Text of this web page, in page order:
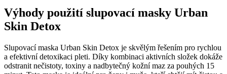
Výhody použití slupovací masky Urban
Skin Detox
Slupovací ⁤maska Urban Skin Detox je skvělým ⁤řešením pro‍ rychlou
‌a efektivní detoxikaci​ pleti. Díky kombinaci aktivních složek dokáže
odstranit⁣ nečistoty, toxiny a nadbytečný kožní ‍maz za pouhých 15 ​